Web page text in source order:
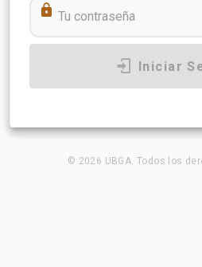
Iniciar
© 2026 UBGA. Todos los